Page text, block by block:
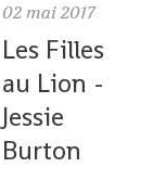
02 mai 2017
Les Filles
au Lion -
Jessie
Burton